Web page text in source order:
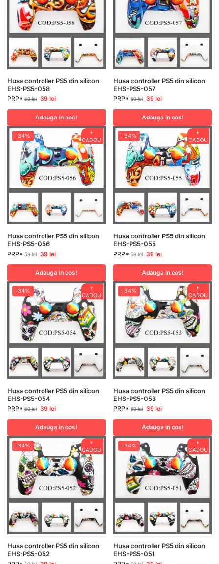
Husa controller PS5 din silicon
EHS-PS5-058
PRP* 59lei 39 lei
Adauga in cos!
Husa controller PS5 din silicon
EHS-PS5-057
PRP*59lei 39lei
Adauga in cos!
+
CADOU
-34%
Husa controller PS5 din silicon
EHS-PS5-056
PRP* 59lei 39 lei
Adauga in cos!
+
CADOU
-34%
Husa controller PS5 din silicon
EHS-PS5-055
PRP*59lei 39lei
Adauga in cos!
+
CADOU
-34%
Husa controller PS5 din silicon
EHS-PS5-054
PRP* 59lei 39 lei
Adauga in cos!
+
CADOU
-34%
Husa controller PS5 din silicon
EHS-PS5-053
PRP*59lei 39lei
Adauga in cos!
+
CADOU
-34%
Husa controller PS5 din silicon
EHS-PS5-052
+
CADOU
-34%
Husa controller PS5 din silicon
EHS-PS5-051